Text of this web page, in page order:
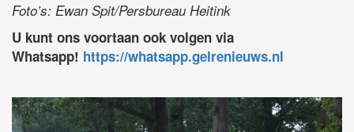
Foto’s: Ewan Spit/Persbureau Heitink
U kunt ons voortaan ook volgen via
Whatsapp! https://whatsapp.gelrenieuws.nl